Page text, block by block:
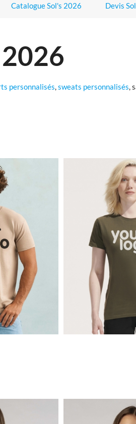
Catalogue Sol's 2026 Devis
2026
personnalisés,sweats personnalisés,